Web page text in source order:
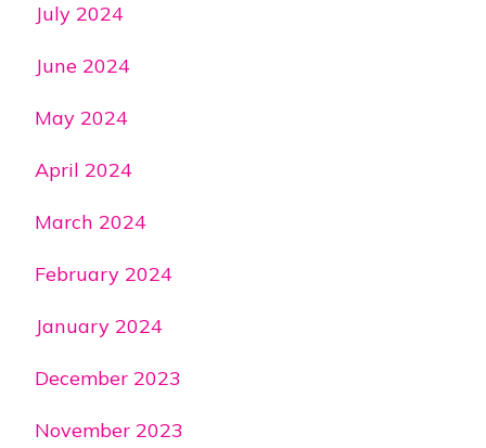
July 2024
June 2024
May 2024
April 2024
March 2024
February 2024
January 2024
December 2023
November 2023